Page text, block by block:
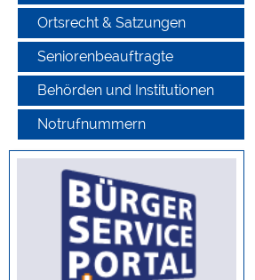
Ortsrecht & Satzungen
Seniorenbeauftragte
Behörden und Institutionen
Notrufnummern